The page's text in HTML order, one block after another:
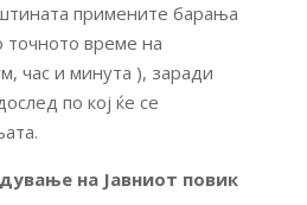
примените барања
точното време на
час и минута ), заради
по кој ќе се
на Јавниот повик